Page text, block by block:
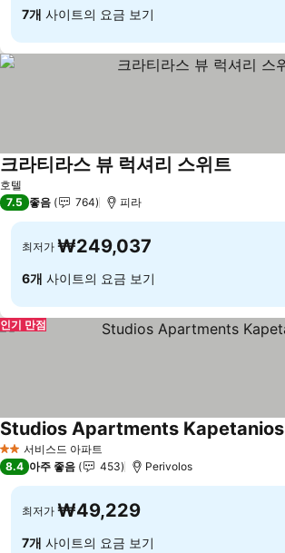
7개 사이트의 요금 보기
호텔
크라티라스 뷰 럭셔리 스위트
7.5 좋음 764 피라
최저가 ₩249,037
6개 사이트의 요금 보기
인기 만점
2 성급서비스드 아파트
Studios Apartments Kapetanios
8.4 아주 좋음 453 Perivolos
최저가 ₩49,229
7개 사이트의 요금 보기